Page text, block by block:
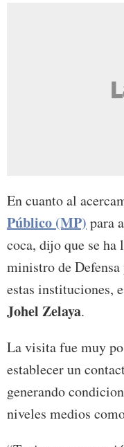
En cuanto al
Público (MP) para
coca, dijo que se
ministro de
estas instituciones,
Johel Zelaya.
La visita fue muy
establecer un
generando
niveles medios